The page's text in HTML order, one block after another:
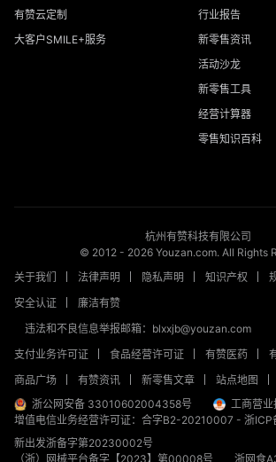
有赞云定制
大客户SMILE+服务
行业报告
新零售资讯
活动沙龙
新零售工具
经营计算器
零售知识百科
杭州有赞科技有限公司
© 2012 - 2026Youzan.com. All Rights
关于我们
法律声明 隐私声明 知识产权
安全认证
廉洁有赞
违法和不良信息举报邮箱：blxxjb@youzan.com
支付业务许可证
食品经营许可证 有赞医药
商品广场
有赞资讯 新零售文章 站点地图
浙公网安备 33010602004358号
工商营业
增值电信业务经营许可证：合字B2-20210007 - 浙
新出发浙备字第20230002号
（浙）网械平台备字【2023】第00008号
浙网食